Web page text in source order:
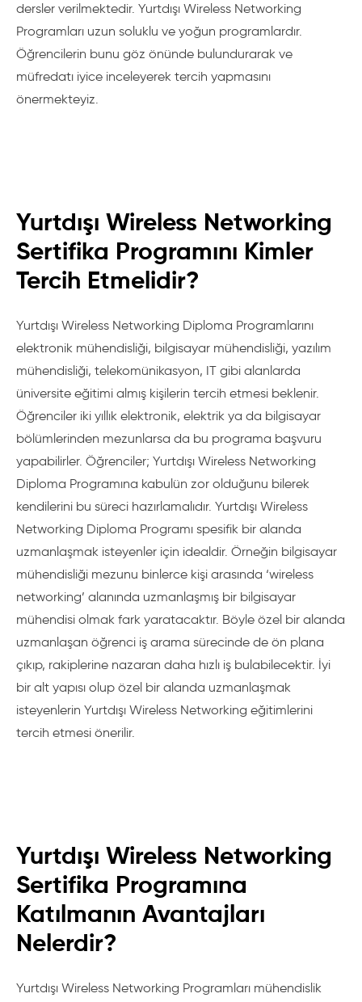
dersler verilmektedir. Yurtdışı Wireless Networking
Programları uzun soluklu ve yoğun programlardır.
Öğrencilerin bunu göz önünde bulundurarak ve
müfredatı iyice inceleyerek tercih yapmasını
önermekteyiz.
Yurtdışı Wireless Networking
Sertifika Programını Kimler
Tercih Etmelidir?
Yurtdışı Wireless Networking Diploma Programlarını
elektronik mühendisliği, bilgisayar mühendisliği, yazılım
mühendisliği, telekomünikasyon, IT gibi alanlarda
üniversite eğitimi almış kişilerin tercih etmesi beklenir.
Öğrenciler iki yıllık elektronik, elektrik ya da bilgisayar
bölümlerinden mezunlarsa da bu programa başvuru
yapabilirler. Öğrenciler; Yurtdışı Wireless Networking
Diploma Programına kabulün zor olduğunu bilerek
kendilerini bu süreci hazırlamalıdır. Yurtdışı Wireless
Networking Diploma Programı spesifik bir alanda
uzmanlaşmak isteyenler için idealdir. Örneğin bilgisayar
mühendisliği mezunu binlerce kişi arasında ‘wireless
networking’ alanında uzmanlaşmış bir bilgisayar
mühendisi olmak fark yaratacaktır. Böyle özel bir alanda
uzmanlaşan öğrenci iş arama sürecinde de ön plana
çıkıp, rakiplerine nazaran daha hızlı iş bulabilecektir. İyi
bir alt yapısı olup özel bir alanda uzmanlaşmak
isteyenlerin Yurtdışı Wireless Networking eğitimlerini
tercih etmesi önerilir.
Yurtdışı Wireless Networking
Sertifika Programına
Katılmanın Avantajları
Nelerdir?
Yurtdışı Wireless Networking Programları mühendislik